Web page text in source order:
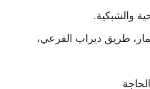
والشبكية.
طريق ديراب الفرعي،